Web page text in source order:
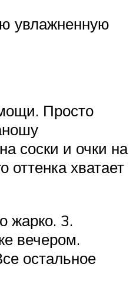
увлажненную
Просто
соски и очки на
оттенка хватает
жарко. 3.
вечером.
остальное